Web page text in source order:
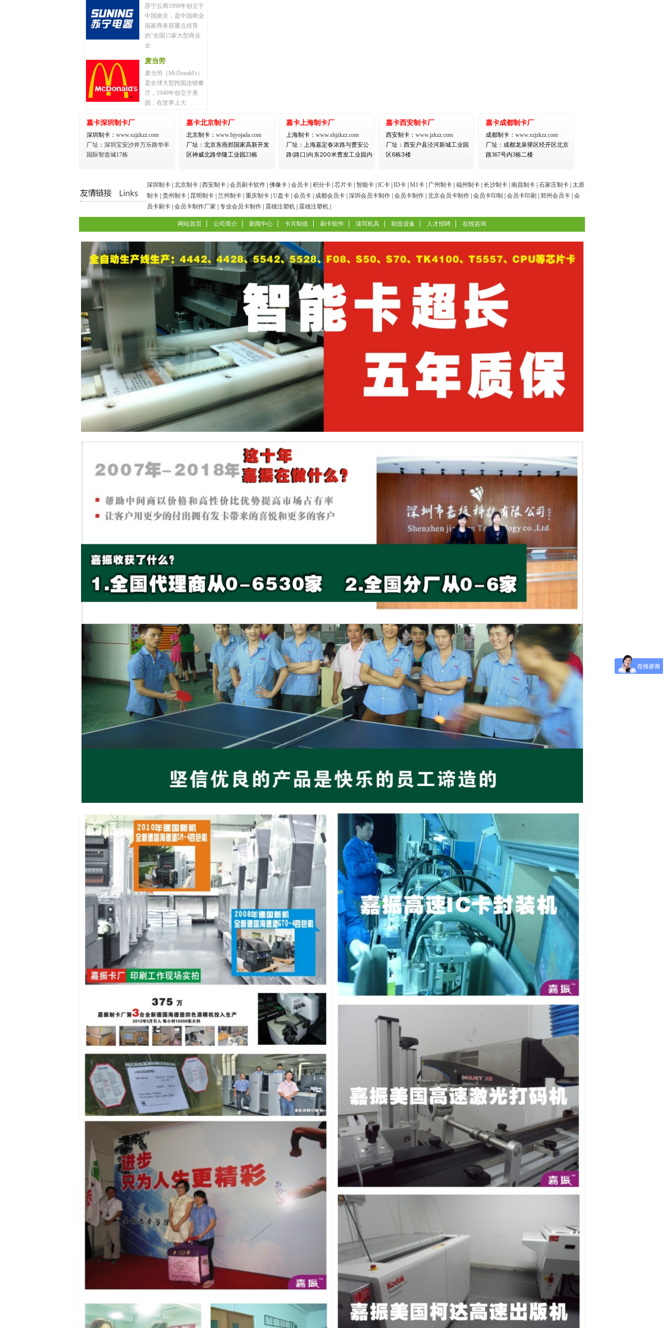
苏宁云商1990年创立于
中国南京，是中国商业
国家商务部重点培育
的“全国15家大型商业
企
麦当劳
麦当劳（McDonald's）
是全球大型跨国连锁餐
厅，1940年创立于美
国，在世界上大
嘉卡深圳制卡厂
深圳制卡： www.szjzkzz.com
厂址：深圳宝安沙井万乐路华丰
国际智造城17栋
嘉卡北京制卡厂
北京制卡： www.bjyojada.com
厂址：北京东燕郊国家高新开发
区神威北路华隆工业园23栋
嘉卡上海制卡厂
上海制卡： www.shjzkzz.com
厂址： 上海嘉定春浓路与曹安公
路(路口)向东200米曹发工业园内
嘉卡西安制卡厂
西安制卡： www.jzkzz.com
厂址： 西安户县泾河新城工业园
区6栋3楼
嘉卡成都制卡厂
成都制卡： www.szjzkzz.com
厂址： 成都龙泉驿区经开区北京
路367号内3栋二楼
深圳制卡 北京制卡 西安制卡 会员刷卡软件 佛像卡 会员卡 积分卡 芯片卡 智能卡 IC卡 ID卡 M1卡 广州制卡 福州制卡 长沙制卡 南昌制卡 石家庄制卡 太原
制卡 贵州制卡 昆明制卡 兰州制卡 重庆制卡 U盘卡 会员卡 成都会员卡 深圳会员卡制作 会员卡制作 北京会员卡制作 会员卡印制 会员卡印刷 郑州会员卡 会
员卡刷卡 会员卡制作厂家 专业会员卡制作 震雄注塑机 震雄注塑机
网站首页 公司简介 新闻中心 卡片制造 刷卡软件 读写机具 制造设备 人才招聘 在线咨询